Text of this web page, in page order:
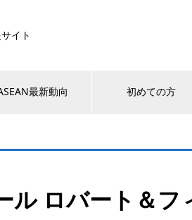
イト
最新動向 初めての方
ル ロバート＆フ